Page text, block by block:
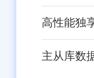
现了热销产
力支持。
五、总
高性能独
主从库数